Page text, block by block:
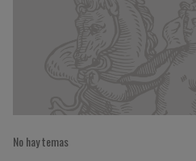
No hay temas